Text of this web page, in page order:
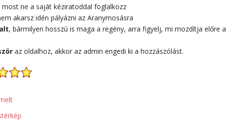
most ne a saját kéziratoddal foglalkozz
akarsz idén pályázni az Aranymosásra
, bármilyen hosszú is maga a regény, arra figyelj, mi mozdítja előre a
az oldalhoz, akkor az admin engedi ki a hozzászólást.